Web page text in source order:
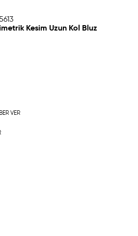
Kesim Uzun Kol Bluz
VER